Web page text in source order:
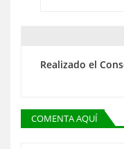
i
Realizado el
COMENTA AQUÍ